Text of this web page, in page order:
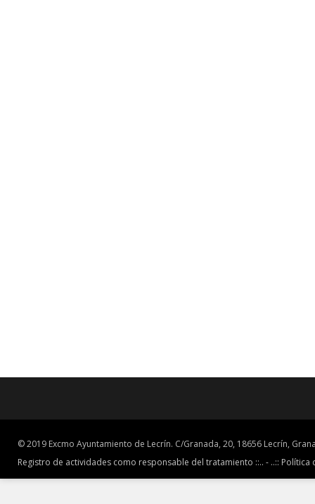
© 2019 Excmo Ayuntamiento de Lecrín. C/Granada, 20, 18656 Lecrín,
Registro de actividades como responsable del tratamiento ::.. - ..:: Política